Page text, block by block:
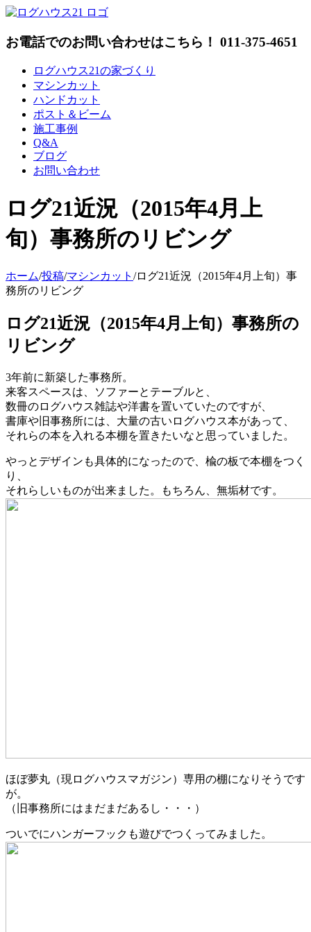
Skip
content
お電話でのお問い合わせはこちら！ 011-375-4651
ログハウス21の家づくり
マシンカット
ハンドカット
ポスト＆ビーム
施工事例
Q&A
ブログ
お問い合わせ
ログ21近況（2015年4月上
旬）事務所のリビング
ホーム/投稿/マシンカット /ログ21近況（2015年4月上旬）事
務所のリビング
ログ21近況（2015年4月上旬）事務所の
リビング
3年前に新築した事務所。
来客スペースは、ソファーとテーブルと、
数冊のログハウス雑誌や洋書を置いていたのですが、
書庫や旧事務所には、大量の古いログハウス本があって、
それらの本を入れる本棚を置きたいなと思っていました。
やっとデザインも具体的になったので、楡の板で本棚をつく
り、
それらしいものが出来ました。もちろん、無垢材です。
ほぼ夢丸（現ログハウスマガジン）専用の棚になりそうです
が。
（旧事務所にはまだまだあるし・・・）
ついでにハンガーフックも遊びでつくってみました。